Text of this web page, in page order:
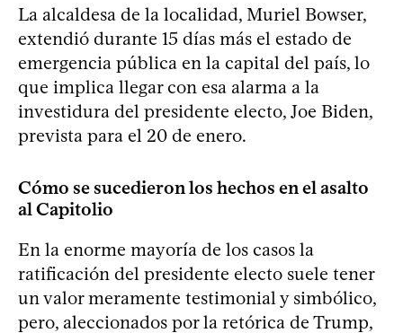
La alcaldesa de la localidad, Muriel Bowser,
extendió durante 15 días más el estado de
emergencia pública en la capital del país, lo
que implica llegar con esa alarma a la
investidura del presidente electo, Joe Biden,
prevista para el 20 de enero.
Cómo se sucedieron los hechos en el asalto
al Capitolio
En la enorme mayoría de los casos la
ratificación del presidente electo suele tener
un valor meramente testimonial y simbólico,
pero, aleccionados por la retórica de Trump,